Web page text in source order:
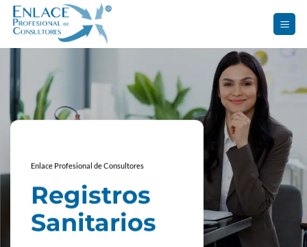
Saltar
Enlace Profesional de Consultores
Registros
Sanitarios